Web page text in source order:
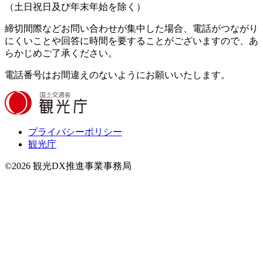
（土日祝日及び年末年始を除く）
締切間際などお問い合わせが集中した場合、電話がつながり
にくいことや回答に時間を要することがございますので、あ
らかじめご了承ください。
電話番号はお間違えのないようにお願いいたします。
プライバシーポリシー
観光庁
©2026 観光DX推進事業事務局